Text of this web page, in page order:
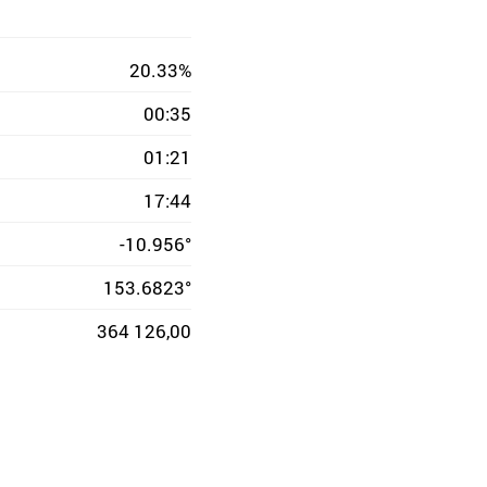
20.33%
00:35
01:21
17:44
-10.956°
153.6823°
364 126,00